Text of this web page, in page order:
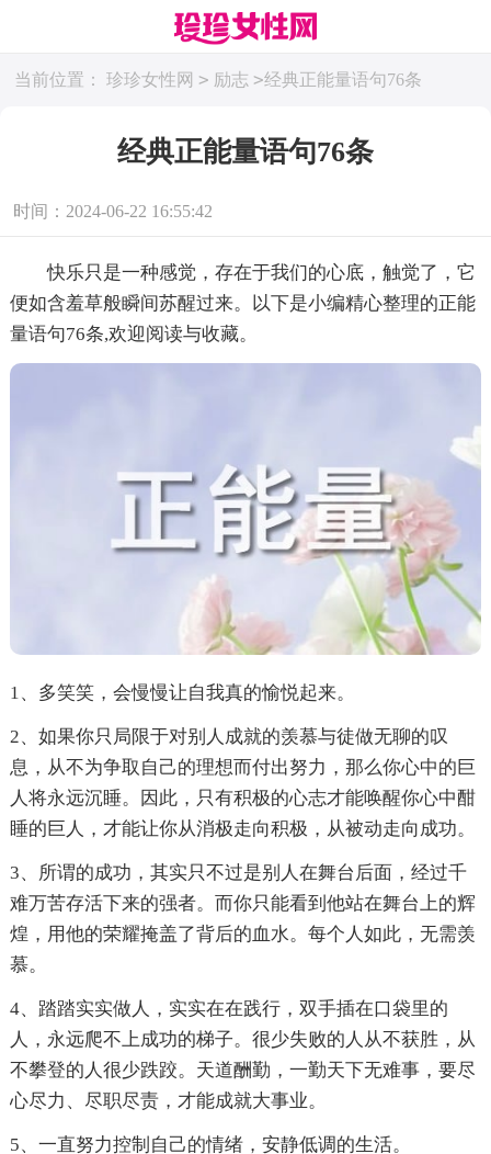
当前位置： 珍珍女性网 > 励志 >经典正能量语句76条
经典正能量语句76条
时间：2024-06-22 16:55:42
快乐只是一种感觉，存在于我们的心底，触觉了，它
便如含羞草般瞬间苏醒过来。以下是小编精心整理的正能
量语句76条,欢迎阅读与收藏。
1、多笑笑，会慢慢让自我真的愉悦起来。
2、如果你只局限于对别人成就的羡慕与徒做无聊的叹
息，从不为争取自己的理想而付出努力，那么你心中的巨
人将永远沉睡。因此，只有积极的心志才能唤醒你心中酣
睡的巨人，才能让你从消极走向积极，从被动走向成功。
3、所谓的成功，其实只不过是别人在舞台后面，经过千
难万苦存活下来的强者。而你只能看到他站在舞台上的辉
煌，用他的荣耀掩盖了背后的血水。每个人如此，无需羡
慕。
4、踏踏实实做人，实实在在践行，双手插在口袋里的
人，永远爬不上成功的梯子。很少失败的人从不获胜，从
不攀登的人很少跌跤。天道酬勤，一勤天下无难事，要尽
心尽力、尽职尽责，才能成就大事业。
5、一直努力控制自己的情绪，安静低调的生活。